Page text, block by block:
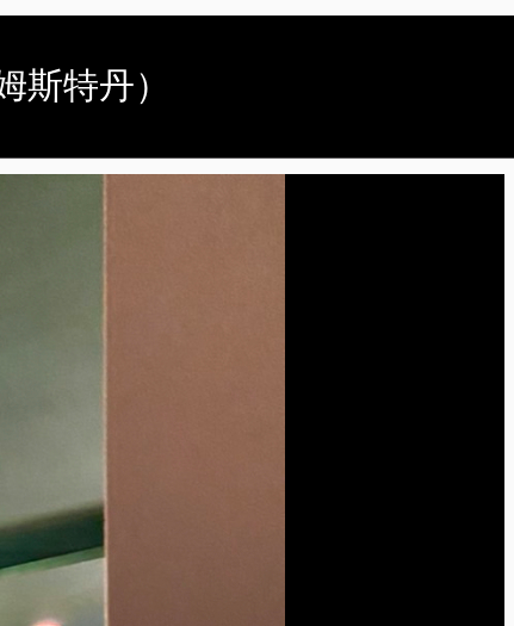
特丹）